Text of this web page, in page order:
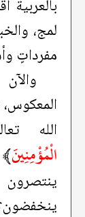
لمج،
مفرداتٍ
الله
الْمُؤْمِنِينَ﴾